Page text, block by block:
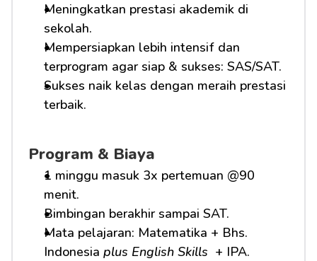
Meningkatkan prestasi akademik di
sekolah.
Mempersiapkan lebih intensif dan
terprogram agar siap & sukses: SAS/SAT.
Sukses naik kelas dengan meraih prestasi
terbaik.
Program & Biaya
1 minggu masuk 3x pertemuan @90
menit.
Bimbingan berakhir sampai SAT.
Mata pelajaran: Matematika + Bhs.
Indonesia plus English Skills + IPA.